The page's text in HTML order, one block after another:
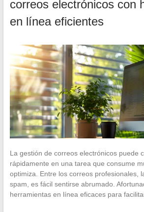
correos electrónicos con
en línea eficientes
La gestión de correos electrónicos puede
rápidamente en una tarea que consume
optimiza. Entre los correos profesionales,
spam, es fácil sentirse abrumado.
herramientas en línea eficaces para